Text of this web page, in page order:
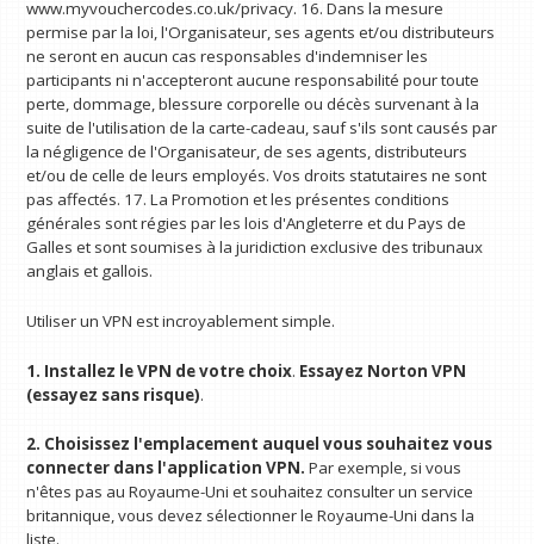
www.myvouchercodes.co.uk/privacy. 16. Dans la mesure
permise par la loi, l'Organisateur, ses agents et/ou distributeurs
ne seront en aucun cas responsables d'indemniser les
participants ni n'accepteront aucune responsabilité pour toute
perte, dommage, blessure corporelle ou décès survenant à la
suite de l'utilisation de la carte-cadeau, sauf s'ils sont causés par
la négligence de l'Organisateur, de ses agents, distributeurs
et/ou de celle de leurs employés. Vos droits statutaires ne sont
pas affectés. 17. La Promotion et les présentes conditions
générales sont régies par les lois d'Angleterre et du Pays de
Galles et sont soumises à la juridiction exclusive des tribunaux
anglais et gallois.
Utiliser un VPN est incroyablement simple.
1. Installez le VPN de votre choix. Essayez Norton VPN
(essayez sans risque).
2. Choisissez l'emplacement auquel vous souhaitez vous
connecter dans l'application VPN.Par exemple, si vous
n'êtes pas au Royaume-Uni et souhaitez consulter un service
britannique, vous devez sélectionner le Royaume-Uni dans la
liste.